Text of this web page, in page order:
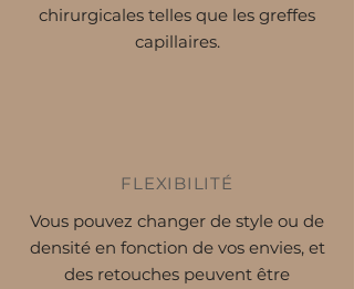
chirurgicales telles que les greffes
capillaires.
FLEXIBILITÉ
Vous pouvez changer de style ou de
densité en fonction de vos envies, et
des retouches peuvent être